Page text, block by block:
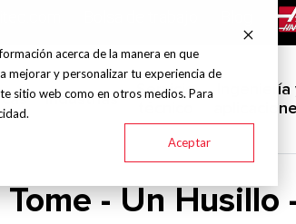
acerca de la manera en que
mejorar y personalizar tu experiencia de
sitio web como en otros medios. Para
Aceptar
Industrias
Servicio
Ingeniería
- Un Husillo